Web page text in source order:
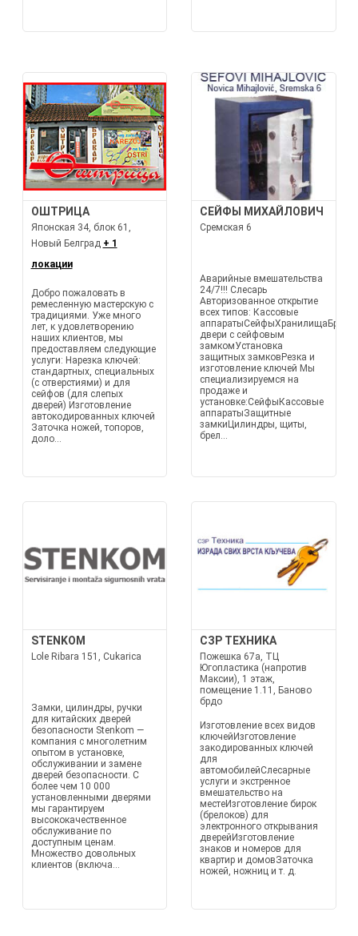
ОШТРИЦА
Японская 34, блок 61,
Новый Белград + 1
локации
Добро пожаловать в
ремесленную мастерскую с
традициями. Уже много
лет, к удовлетворению
наших клиентов, мы
предоставляем следующие
услуги: Нарезка ключей:
стандартных, специальных
(с отверстиями) и для
сейфов (для слепых
дверей) Изготовление
автокодированных ключей
Заточка ножей, топоров,
доло...
СЕЙФЫ МИХАЙЛОВИЧ
Сремская 6
Аварийные вмешательства
24/7!!! Слесарь
Авторизованное открытие
всех типов: Кассовые
двери с сейфовым
замкомУстановка
защитных замковРезка и
изготовление ключей Мы
специализируемся на
продаже и
установке:СейфыКассовые
аппаратыЗащитные
замкиЦилиндры, щиты,
брел...
STENKOM
Lole Ribara 151, Cukarica
Замки, цилиндры, ручки
для китайских дверей
безопасности Stenkom —
компания с многолетним
опытом в установке,
обслуживании и замене
дверей безопасности. С
более чем 10 000
установленными дверями
мы гарантируем
высококачественное
обслуживание по
доступным ценам.
Множество довольных
клиентов (включа...
СЗР ТЕХНИКА
Пожешка 67а, ТЦ
Югопластика (напротив
Максии), 1 этаж,
помещение 1.11, Баново
брдо
Изготовление всех видов
ключейИзготовление
закодированных ключей
для
автомобилейСлесарные
услуги и экстренное
вмешательство на
местеИзготовление бирок
(брелоков) для
электронного открывания
дверейИзготовление
знаков и номеров для
квартир и домовЗаточка
ножей, ножниц и т. д.